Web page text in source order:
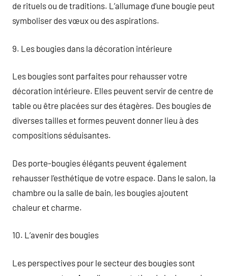
de rituels ou de traditions. L’allumage d’une bougie peut
symboliser des vœux ou des aspirations.
9. Les bougies dans la décoration intérieure
Les bougies sont parfaites pour rehausser votre
décoration intérieure. Elles peuvent servir de centre de
table ou être placées sur des étagères. Des bougies de
diverses tailles et formes peuvent donner lieu à des
compositions séduisantes.
Des porte-bougies élégants peuvent également
rehausser l’esthétique de votre espace. Dans le salon, la
chambre ou la salle de bain, les bougies ajoutent
chaleur et charme.
10. L’avenir des bougies
Les perspectives pour le secteur des bougies sont